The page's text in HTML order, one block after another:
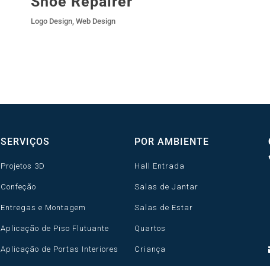
Logo Design, Web Design
SERVIÇOS
Projetos 3D
Confeção
Entregas e Montagem
Aplicação de Piso Flutuante
Aplicação de Portas Interiores
POR AMBIENTE
Hall Entrada
Salas de Jantar
Salas de Estar
Quartos
Criança